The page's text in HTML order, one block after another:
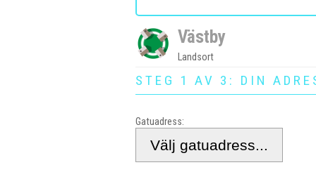
Västby
Landsort
STEG 1 AV 3: DIN
Gatuadress: